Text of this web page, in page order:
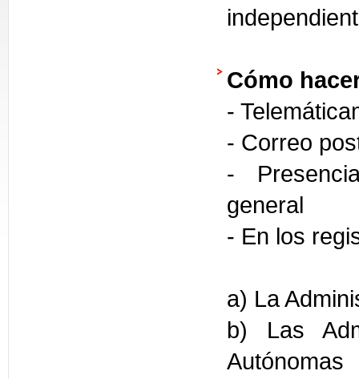
Cómo
-
- Correo
-
general
- En los
a) La
b) Las
Autónomas